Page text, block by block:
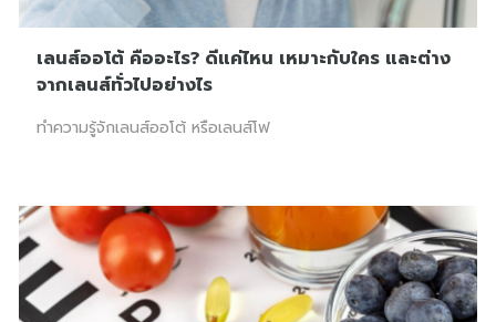
เลนส์ออโต้ คืออะไร? ดีแค่ไหน เหมาะกับใคร และต่าง
จากเลนส์ทั่วไปอย่างไร
ทำความรู้จักเลนส์ออโต้ หรือเลนส์โฟ